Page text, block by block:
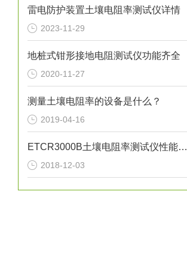
雷电防护装置土壤电阻率测试仪详情
2023-11-29
地桩式钳形接地电阻测试仪功能齐全
2020-11-27
测量土壤电阻率的设备是什么？
2019-04-16
ETCR3000B土壤电阻率测试仪性能特点
2018-12-03